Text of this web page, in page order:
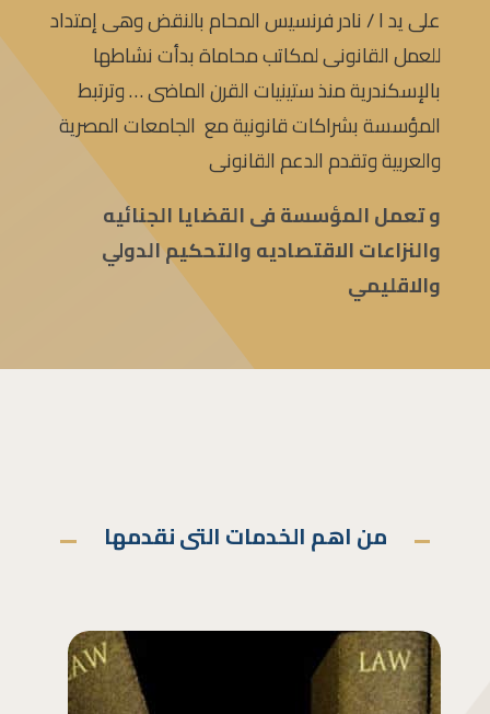
على يد ا / نادر فرنسيس المحام بالنقض وهى إمتداد
للعمل القانونى لمكاتب محاماة بدأت نشاطها
بالإسكندرية منذ ستينيات القرن الماضى … وترتبط
المؤسسة بشراكات قانونية مع الجامعات المصرية
والعربية وتقدم الدعم القانونى
و تعمل المؤسسة فى القضايا الجنائيه
والنزاعات الاقتصاديه والتحكيم الدولي
والاقليمي
من اهم الخدمات التى نقدمها